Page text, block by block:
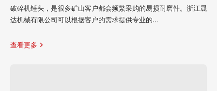
破碎机锤头，是很多矿山客户都会频繁采购的易损耐磨件。浙江晟
达机械有限公司可以根据客户的需求提供专业的…
查看更多